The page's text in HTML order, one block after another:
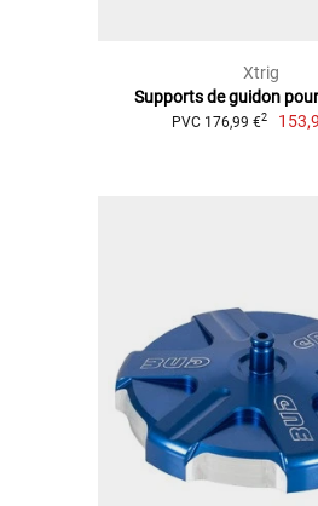
Xtrig
Supports de guidon
PVC 176,99 €2